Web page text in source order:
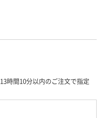
13時間10分以内のご注文で指定